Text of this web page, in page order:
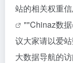
站的相关权重
""Chinaz数据
议大家请以爱
大数据导航的